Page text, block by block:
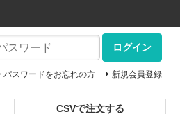
ログイン
パスワードをお忘れの方 新規会員登録
CSVで注文する